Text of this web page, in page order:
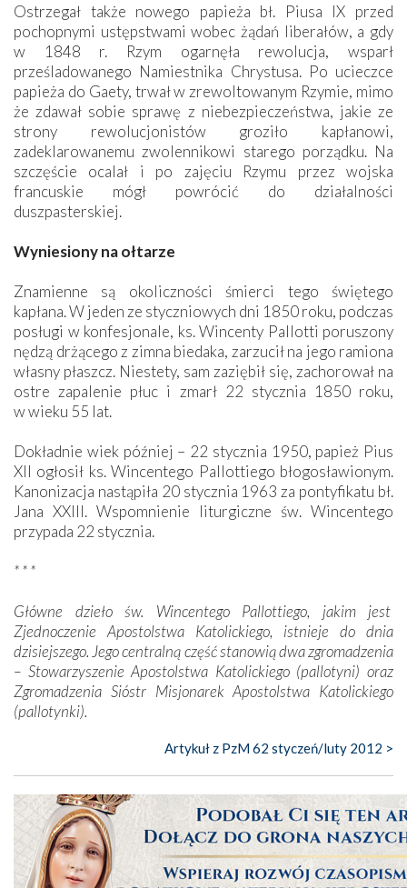
Ostrzegał także nowego papieża bł. Piusa IX przed
pochopnymi ustępstwami wobec żądań liberałów, a gdy
w 1848 r. Rzym ogarnęła rewolucja, wsparł
prześladowanego Namiestnika Chrystusa. Po ucieczce
papieża do Gaety, trwał w zrewoltowanym Rzymie, mimo
że zdawał sobie sprawę z niebezpieczeństwa, jakie ze
strony rewolucjonistów groziło kapłanowi,
zadeklarowanemu zwolennikowi starego porządku. Na
szczęście ocalał i po zajęciu Rzymu przez wojska
francuskie mógł powrócić do działalności
duszpasterskiej.
Wyniesiony na ołtarze
Znamienne są okoliczności śmierci tego świętego
kapłana. W jeden ze styczniowych dni 1850 roku, podczas
posługi w konfesjonale, ks. Wincenty Pallotti poruszony
nędzą drżącego z zimna biedaka, zarzucił na jego ramiona
własny płaszcz. Niestety, sam zaziębił się, zachorował na
ostre zapalenie płuc i zmarł 22 stycznia 1850 roku,
w wieku 55 lat.
Dokładnie wiek później – 22 stycznia 1950, papież Pius
XII ogłosił ks. Wincentego Pallottiego błogosławionym.
Kanonizacja nastąpiła 20 stycznia 1963 za pontyfikatu bł.
Jana XXIII. Wspomnienie liturgiczne św. Wincentego
przypada 22 stycznia.
* * *
Główne dzieło św. Wincentego Pallottiego, jakim jest
Zjednoczenie Apostolstwa Katolickiego, istnieje do dnia
dzisiejszego. Jego centralną część stanowią dwa zgromadzenia
– Stowarzyszenie Apostolstwa Katolickiego (pallotyni) oraz
Zgromadzenia Sióstr Misjonarek Apostolstwa Katolickiego
(pallotynki).
Artykuł z PzM 62 styczeń/luty 2012 >